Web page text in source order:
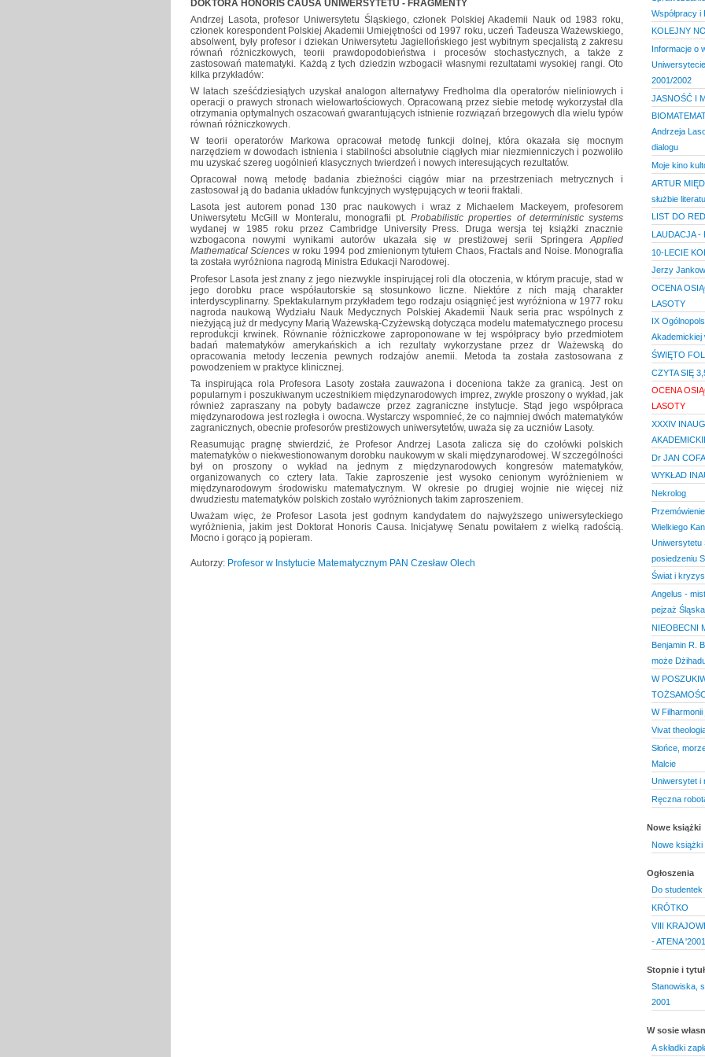
DOKTORA HONORIS CAUSA UNIWERSYTETU - FRAGMENTY
Andrzej Lasota, profesor Uniwersytetu Śląskiego, członek Polskiej Akademii Nauk od 1983 roku,
członek korespondent Polskiej Akademii Umiejętności od 1997 roku, uczeń Tadeusza Ważewskiego,
absolwent, były profesor i dziekan Uniwersytetu Jagiellońskiego jest wybitnym specjalistą z zakresu
równań różniczkowych, teorii prawdopodobieństwa i procesów stochastycznych, a także z
zastosowań matematyki. Każdą z tych dziedzin wzbogacił własnymi rezultatami wysokiej rangi. Oto
kilka przykładów:
W latach sześćdziesiątych uzyskał analogon alternatywy Fredholma dla operatorów nieliniowych i
operacji o prawych stronach wielowartościowych. Opracowaną przez siebie metodę wykorzystał dla
otrzymania optymalnych oszacowań gwarantujących istnienie rozwiązań brzegowych dla wielu typów
równań różniczkowych.
W teorii operatorów Markowa opracował metodę funkcji dolnej, która okazała się mocnym
narzędziem w dowodach istnienia i stabilności absolutnie ciągłych miar niezmienniczych i pozwoliło
mu uzyskać szereg uogólnień klasycznych twierdzeń i nowych interesujących rezultatów.
Opracował nową metodę badania zbieżności ciągów miar na przestrzeniach metrycznych i
zastosował ją do badania układów funkcyjnych występujących w teorii fraktali.
Lasota jest autorem ponad 130 prac naukowych i wraz z Michaelem Mackeyem, profesorem
Uniwersytetu McGill w Monteralu, monografii pt. Probabilistic properties of deterministic systems
wydanej w 1985 roku przez Cambridge University Press. Druga wersja tej książki znacznie
wzbogacona nowymi wynikami autorów ukazała się w prestiżowej serii SpringeraApplied
Mathematical Sciences w roku 1994 pod zmienionym tytułem Chaos, Fractals and Noise. Monografia
ta została wyróżniona nagrodą Ministra Edukacji Narodowej.
Profesor Lasota jest znany z jego niezwykle inspirującej roli dla otoczenia, w którym pracuje, stad w
jego dorobku prace współautorskie są stosunkowo liczne. Niektóre z nich mają charakter
interdyscyplinarny. Spektakularnym przykładem tego rodzaju osiągnięć jest wyróżniona w 1977 roku
nagroda naukową Wydziału Nauk Medycznych Polskiej Akademii Nauk seria prac wspólnych z
nieżyjącą już dr medycyny Marią Ważewską-Czyżewską dotycząca modelu matematycznego procesu
reprodukcji krwinek. Równanie różniczkowe zaproponowane w tej współpracy było przedmiotem
badań matematyków amerykańskich a ich rezultaty wykorzystane przez dr Ważewską do
opracowania metody leczenia pewnych rodzajów anemii. Metoda ta została zastosowana z
powodzeniem w praktyce klinicznej.
Ta inspirująca rola Profesora Lasoty została zauważona i doceniona także za granicą. Jest on
popularnym i poszukiwanym uczestnikiem międzynarodowych imprez, zwykle proszony o wykład, jak
również zapraszany na pobyty badawcze przez zagraniczne instytucje. Stąd jego współpraca
międzynarodowa jest rozległa i owocna. Wystarczy wspomnieć, że co najmniej dwóch matematyków
zagranicznych, obecnie profesorów prestiżowych uniwersytetów, uważa się za uczniów Lasoty.
Reasumując pragnę stwierdzić, że Profesor Andrzej Lasota zalicza się do czołówki polskich
matematyków o niekwestionowanym dorobku naukowym w skali międzynarodowej. W szczególności
był on proszony o wykład na jednym z międzynarodowych kongresów matematyków,
organizowanych co cztery lata. Takie zaproszenie jest wysoko cenionym wyróżnieniem w
międzynarodowym środowisku matematycznym. W okresie po drugiej wojnie nie więcej niż
dwudziestu matematyków polskich zostało wyróżnionych takim zaproszeniem.
Uważam więc, że Profesor Lasota jest godnym kandydatem do najwyższego uniwersyteckiego
wyróżnienia, jakim jest Doktorat Honoris Causa. Inicjatywę Senatu powitałem z wielką radością.
Mocno i gorąco ją popieram.
Autorzy: Profesor w Instytucie Matematycznym PAN Czesław Olech
Współpracy i
KOLEJNY
Informacje o
2001/2002
JASNOŚĆ I
Andrzeja
dialogu
Moje kino
ARTUR
służbie
LIST DO
LAUDACJA -
10-LECIE
Jerzy
OCENA
LASOTY
IX
Akademickiej
ŚWIĘTO
CZYTA SIĘ
OCENA
LASOTY
XXXIV
Dr JAN
WYKŁAD
Nekrolog
Wielkiego
Uniwersytetu
posiedzeniu
Świat i
Angelus -
pejzaż Śląska
NIEOBECNI
Benjamin R.
może
W
W
Vivat
Słońce,
Malcie
Uniwersytet i
Ręczna
Nowe książki
Nowe książki
Ogłoszenia
Do studentek
KRÓTKO
VIII
- ATENA '2001
Stopnie i
Stanowiska,
2001
W sosie
A składki